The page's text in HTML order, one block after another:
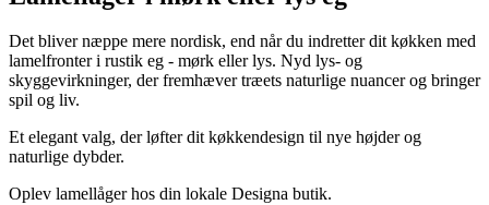
Det bliver næppe mere nordisk, end når du indretter dit køkken med
lamelfronter i rustik eg - mørk eller lys. Nyd lys- og
skyggevirkninger, der fremhæver træets naturlige nuancer og bringer
spil og liv. ​​
Et elegant valg, der løfter dit køkkendesign til nye højder og
naturlige dybder.
Oplev lamellåger hos din lokale Designa butik.